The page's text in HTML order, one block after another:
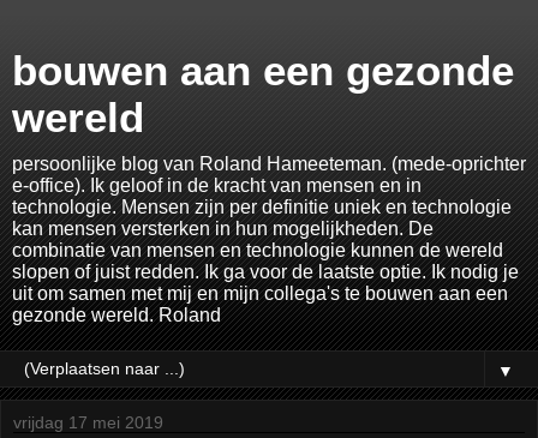
bouwen aan een gezonde
wereld
persoonlijke blog van Roland Hameeteman. (mede-oprichter
e-office). Ik geloof in de kracht van mensen en in
technologie. Mensen zijn per definitie uniek en technologie
kan mensen versterken in hun mogelijkheden. De
combinatie van mensen en technologie kunnen de wereld
slopen of juist redden. Ik ga voor de laatste optie. Ik nodig je
uit om samen met mij en mijn collega's te bouwen aan een
gezonde wereld. Roland
▼
vrijdag 17 mei 2019